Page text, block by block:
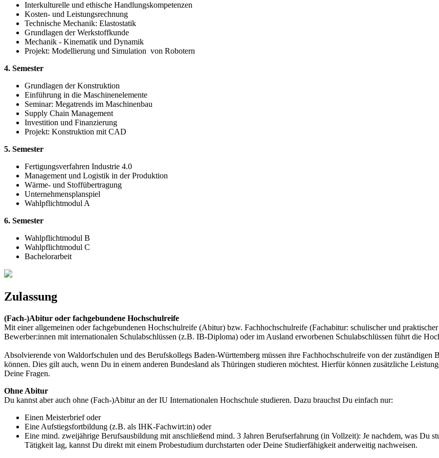
Interkulturelle und ethische Handlungskompetenzen
Kosten- und Leistungsrechnung
Technische Mechanik: Elastostatik
Grundlagen der Werkstoffkunde
Mechanik - Kinematik und Dynamik
Projekt: Modellierung und Simulation von Robotern
4. Semester
Grundlagen der Konstruktion
Einführung in die Maschinenelemente
Seminar: Megatrends im Maschinenbau
Supply Chain Management
Investition und Finanzierung
Projekt: Konstruktion mit CAD
5. Semester
Fertigungsverfahren Industrie 4.0
Management und Logistik in der Produktion
Wärme- und Stoffübertragung
Unternehmensplanspiel
Wahlpflichtmodul A
6. Semester
Wahlpflichtmodul B
Wahlpflichtmodul C
Bachelorarbeit
Zulassung
(Fach-)Abitur oder fachgebundene Hochschulreife
Mit einer allgemeinen oder fachgebundenen Hochschulreife (Abitur) bzw. Fachhochschulreife (Fachabitur: schulischer und
Bewerber:innen mit internationalen Schulabschlüssen (z.B. IB-Diploma) oder im Ausland erworbenen Schulabschlüssen führt die
Absolvierende von Waldorfschulen und des Berufskollegs Baden-Württemberg müssen ihre Fachhochschulreife von der zuständigen
können. Dies gilt auch, wenn Du in einem anderen Bundesland als Thüringen studieren möchtest. Hierfür können zusätzliche
Deine Fragen.
Ohne Abitur
Du kannst aber auch ohne (Fach-)Abitur an der IU Internationalen Hochschule studieren. Dazu brauchst Du einfach nur:
Einen Meisterbrief oder
Eine Aufstiegsfortbildung (z.B. als IHK-Fachwirt:in) oder
Eine mind. zweijährige Berufsausbildung mit anschließend mind. 3 Jahren Berufserfahrung (in Vollzeit): Je nachdem, was Du
Tätigkeit lag, kannst Du direkt mit einem Probestudium durchstarten oder Deine Studierfähigkeit anderweitig nachweisen.